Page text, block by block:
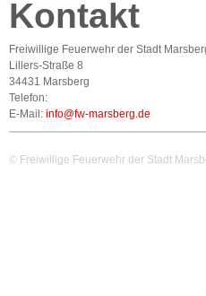
Kontakt
Freiwillige Feuerwehr der Stadt
Lillers-Straße 8
34431 Marsberg
Telefon:
E-Mail: info@fw-marsberg.de
© Freiwillige Feuerwehr der Stadt